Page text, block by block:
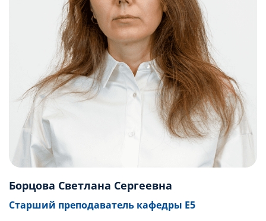
Борцова Светлана Сергеевна
Старший преподаватель кафедры Е5